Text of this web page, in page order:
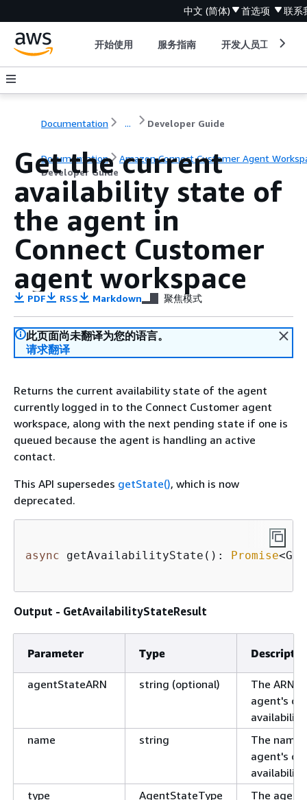
中文 (简体) 首选项 联系
开始使用 服务指南 开发人员工具
Documentation ... Developer Guide
Documentation
Amazon Connect Customer Agent
Developer Guide
Get the current
availability state of
the agent in
Connect Customer
agent workspace
PDF RSS Markdown 聚焦模式
此页面尚未翻译为您的语言。
请求翻译
Returns the current availability state of the agent
currently logged in to the Connect Customer agent
workspace, along with the next pending state if one is
queued because the agent is handling an active
contact.
This API supersedes getState(), which is now
deprecated.
async getAvailabilityState(): Promise
Output - GetAvailabilityStateResult
Parameter Type
agentStateARN string (optional)
The ARN
agent's
name
string
The name
agent's
type
AgentStateType
The